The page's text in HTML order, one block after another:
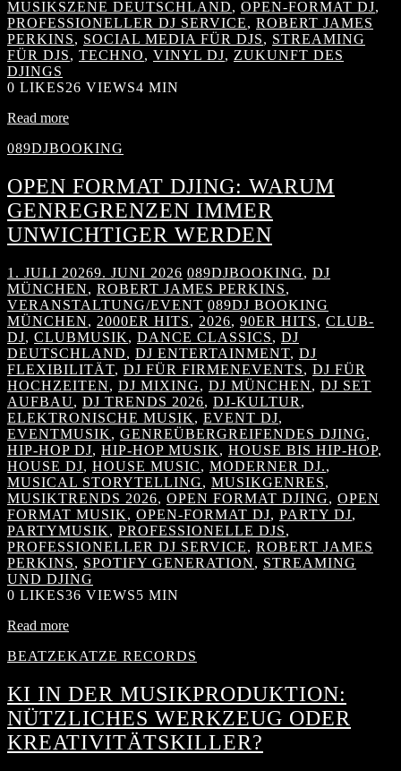
MUSIKSZENE DEUTSCHLAND, OPEN-FORMAT DJ,
PROFESSIONELLER DJ SERVICE, ROBERT JAMES
PERKINS, SOCIAL MEDIA FÜR DJS, STREAMING
FÜR DJS, TECHNO, VINYL DJ, ZUKUNFT DES
DJINGS
0 LIKES26 VIEWS4 MIN
Read more
089DJBOOKING
OPEN FORMAT DJING: WARUM
GENREGRENZEN IMMER
UNWICHTIGER WERDEN
1. JULI 20269. JUNI 2026 089DJBOOKING, DJ
MÜNCHEN, ROBERT JAMES PERKINS,
VERANSTALTUNG/EVENT 089DJ BOOKING
MÜNCHEN, 2000ER HITS, 2026, 90ER HITS, CLUB-
DJ, CLUBMUSIK, DANCE CLASSICS, DJ
DEUTSCHLAND, DJ ENTERTAINMENT, DJ
FLEXIBILITÄT, DJ FÜR FIRMENEVENTS, DJ FÜR
HOCHZEITEN, DJ MIXING, DJ MÜNCHEN, DJ SET
AUFBAU, DJ TRENDS 2026, DJ-KULTUR ,
ELEKTRONISCHE MUSIK, EVENT DJ,
EVENTMUSIK, GENREÜBERGREIFENDES DJING,
HIP-HOP DJ, HIP-HOP MUSIK, HOUSE BIS HIP-HOP,
HOUSE DJ, HOUSE MUSIC, MODERNER DJ.,
MUSICAL STORYTELLING, MUSIKGENRES,
MUSIKTRENDS 2026, OPEN FORMAT DJING, OPEN
FORMAT MUSIK, OPEN-FORMAT DJ, PARTY DJ,
PARTYMUSIK, PROFESSIONELLE DJS,
PROFESSIONELLER DJ SERVICE, ROBERT JAMES
PERKINS, SPOTIFY GENERATION, STREAMING
UND DJING
0 LIKES36 VIEWS5 MIN
Read more
BEATZEKATZE RECORDS
KI IN DER MUSIKPRODUKTION:
NÜTZLICHES WERKZEUG ODER
KREATIVITÄTSKILLER?